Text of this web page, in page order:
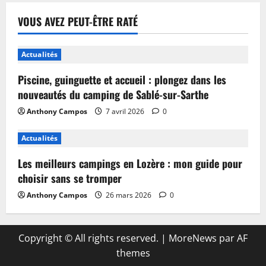
VOUS AVEZ PEUT-ÊTRE RATÉ
Actualités
Piscine, guinguette et accueil : plongez dans les
nouveautés du camping de Sablé-sur-Sarthe
Anthony Campos 7 avril 2026 0
Actualités
Les meilleurs campings en Lozère : mon guide pour
choisir sans se tromper
Anthony Campos 26 mars 2026 0
Copyright © All rights reserved. | MoreNews par AF
themes